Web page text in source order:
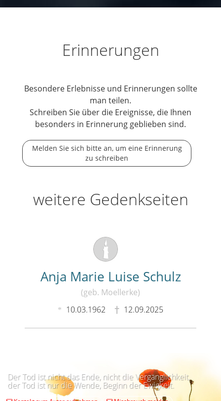
Erinnerungen
Besondere Erlebnisse und Erinnerungen sollte
man teilen.
Schreiben Sie über die Ereignisse, die Ihnen
besonders in Erinnerung geblieben sind.
Melden Sie sich bitte an, um eine Erinnerung
zu schreiben
weitere Gedenkseiten
Anja Marie Luise Schulz
(geb. Moellerke)
10.03.1962
12.09.2025
Der Tod ist nicht das Ende, nicht die Vergänglichkeit,
der Tod ist nur die Wende, Beginn der Ewigkeit.